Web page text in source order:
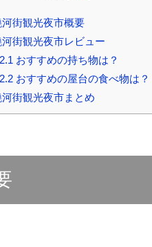
河街観光夜市概要
河街観光夜市レビュー
2.1 おすすめの持ち物は？
2.2おすすめの屋台の食べ物は？
河街観光夜市まとめ